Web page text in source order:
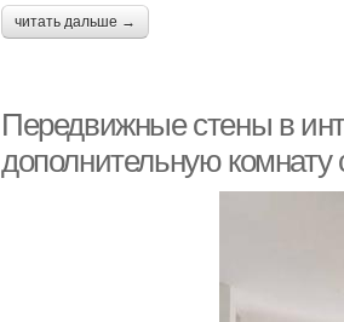
читать дальше →
Передвижные стены в
дополнительную